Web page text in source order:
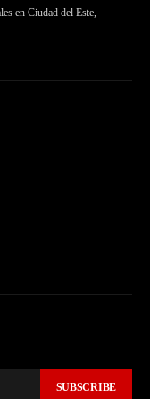
en Ciudad del Este,
SUBSCRIBE